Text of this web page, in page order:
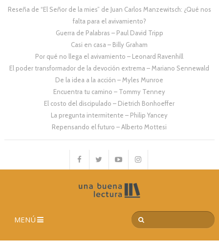
Reseña de “El Señor de la mies” de Juan Carlos Manzewitsch: ¿Qué nos
falta para el avivamiento?
Guerra de Palabras – Paul David Tripp
Casi en casa – Billy Graham
Por qué no llega el avivamiento – Leonard Ravenhill
El poder transformador de la devoción extrema – Mariano Sennewald
De la idea a la acción – Myles Munroe
Encuentra tu camino – Tommy Tenney
El costo del discipulado – Dietrich Bonhoeffer
La pregunta intermitente – Philip Yancey
Repensando el futuro – Alberto Mottesi
MENÚ